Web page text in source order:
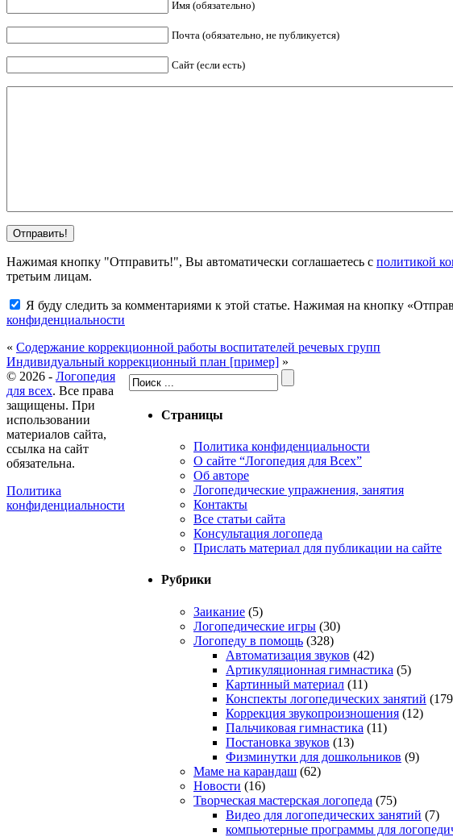
Имя (обязательно)
Почта (обязательно, не публикуется)
Сайт (если есть)
Нажимая кнопку "Отправить!", Вы автоматически соглашаетесь с политикой
третьим лицам.
Я буду следить за комментариями к этой статье. Нажимая на кнопку
конфиденциальности
« Содержание коррекционной работы воспитателей речевых групп
Индивидуальный коррекционный план [пример] »
Страницы
Политика конфиденциальности
О сайте “Логопедия для Всех”
Об авторе
Логопедические упражнения, занятия
Контакты
Все статьи сайта
Консультация логопеда
Прислать материал для публикации на сайте
Рубрики
Заикание (5)
Логопедические игры (30)
Логопеду в помощь (328)
Автоматизация звуков (42)
Артикуляционная гимнастика (5)
Картинный материал (11)
Конспекты логопедических занятий
Коррекция звукопроизношения (12)
Пальчиковая гимнастика (11)
Постановка звуков (13)
Физминутки для дошкольников (9)
Маме на карандаш (62)
Новости (16)
Творческая мастерская логопеда (75)
Видео для логопедических занятий (7)
компьютерные программы для
© 2026 - Логопедия
для всех. Все права
защищены. При
использовании
материалов сайта,
ссылка на сайт
обязательна.
Политика
конфиденциальности